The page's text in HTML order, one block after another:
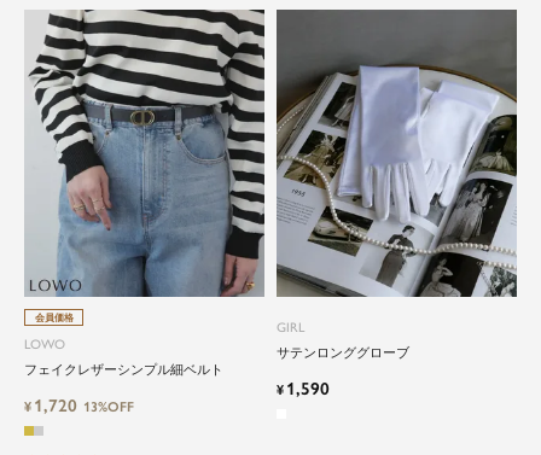
会員価格
LOWO
フェイクレザーシンプル細ベルト
¥ 1,720 13%OFF
GIRL
サテンロンググローブ
¥ 1,590